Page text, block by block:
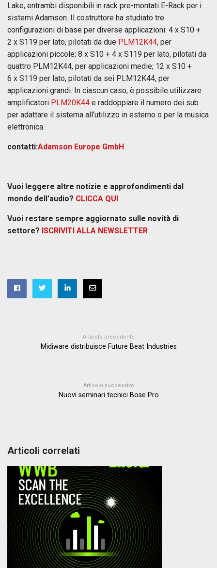
Lake, entrambi disponibili in rack pre-montati E-Rack per i
sistemi Adamson. Il costruttore ha studiato tre
configurazioni di base per diverse applicazioni: 4 x S10 +
2 x S119 per lato, pilotati da due PLM12K44, per
applicazioni piccole; 8 x S10 + 4 x S119 per lato, pilotati da
quattro PLM12K44, per applicazioni medie; 12 x S10 +
6 x S119 per lato, pilotati da sei PLM12K44, per
applicazioni grandi. In ciascun caso, è possibile utilizzare
amplificatori PLM20K44 e raddoppiare il numero dei sub
per adattare il sistema all’utilizzo in esterno o per la musica
elettronica.
contatti:Adamson Europe GmbH
Vuoi leggere altre notizie e approfondimenti dal
mondo dell'audio? CLICCA QUI
Vuoi restare sempre aggiornato sulle novità di
settore? ISCRIVITI ALLA NEWSLETTER
Articolo precedente
Midiware distribuisce Future Beat Industries
Articolo successivo
Nuovi seminari tecnici Bose Pro
Articoli correlati